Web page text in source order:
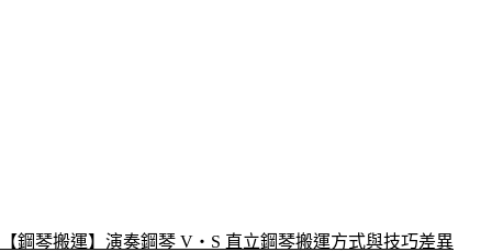
【鋼琴搬運】演奏鋼琴 V‧S 直立鋼琴搬運方式與技巧差異